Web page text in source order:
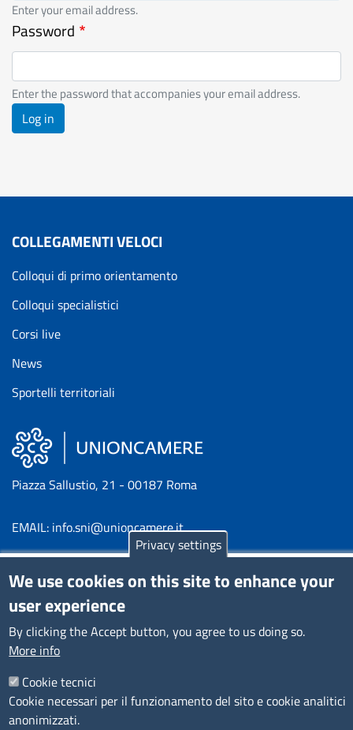
Enter your email address.
Password
Enter the password that accompanies your email address.
Log in
COLLEGAMENTI VELOCI
Colloqui di primo orientamento
Colloqui specialistici
Corsi live
News
Sportelli territoriali
Piazza Sallustio, 21 - 00187 Roma
EMAIL: info.sni@unioncamere.it
C.F.: 01484460587
P.Iva: 01000211001
SERVIZIO REALIZZATO DA
Privacy settings
We use cookies on this site to enhance your
user experience
By clicking the Accept button, you agree to us doing so.
More info
Cookie tecnici
Cookie necessari per il funzionamento del sito e cookie analitici
anonimizzati.